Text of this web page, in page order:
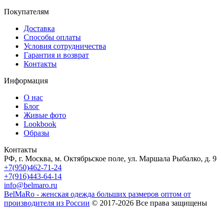
Покупателям
Доставка
Способы оплаты
Условия сотрудничества
Гарантия и возврат
Контакты
Информация
О нас
Блог
Живые фото
Lookbook
Образы
Контакты
РФ, г. Москва, м. Октябрьское поле, ул. Маршала Рыбалко, д. 9
+7(950)462-71-24
+7(916)443-64-14
info@belmaro.ru
BelMaRo - женская одежда больших размеров оптом от
производителя из России © 2017-2026 Все права защищены